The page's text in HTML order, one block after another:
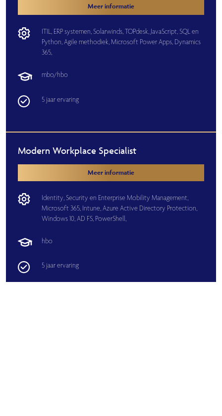
Meer informatie
ITIL, ERP systemen, Solarwinds,TOPdesk,JavaScript, SQL en
Python,Agile methodiek,Microsoft Power Apps, Dynamics
365,
mbo/hbo
5 jaar ervaring
Modern Workplace Specialist
Meer informatie
Identity, Security en Enterprise Mobility Management,
Microsoft 365, Intune,Azure Active Directory Protection,
Windows 10,AD FS, PowerShell,
hbo
5 jaar ervaring